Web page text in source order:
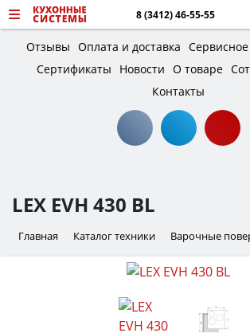
8 (3412) 46-55-55
Отзывы Оплата и доставка
Сертификаты
Новости О товаре
Контакты
LEX EVH 430 BL
Главная Каталог техники Варочные